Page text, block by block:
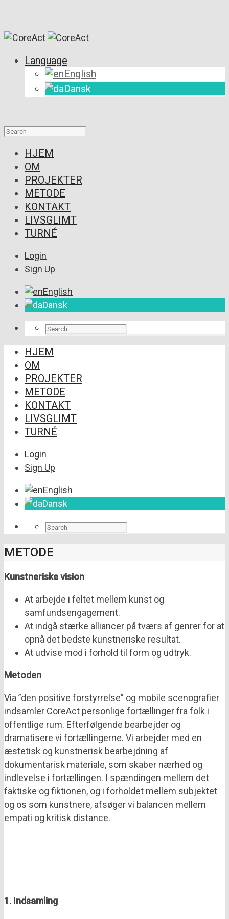
Language
English
Dansk
HJEM
OM
PROJEKTER
METODE
KONTAKT
LIVSGLIMT
TURNÉ
Login
Sign Up
English
Dansk
HJEM
OM
PROJEKTER
METODE
KONTAKT
LIVSGLIMT
TURNÉ
Login
Sign Up
English
Dansk
METODE
Kunstneriske vision
At arbejde i feltet mellem kunst og
samfundsengagement.
At indgå stærke alliancer på tværs af genrer for at
opnå det bedste kunstneriske resultat.
At udvise mod i forhold til form og udtryk.
Metoden
Via ”den positive forstyrrelse” og mobile scenografier
indsamler CoreAct personlige fortællinger fra folk i
offentlige rum. Efterfølgende bearbejder og
dramatisere vi fortællingerne. Vi arbejder med en
æstetisk og kunstnerisk bearbejdning af
dokumentarisk materiale, som skaber nærhed og
indlevelse i fortællingen. I spændingen mellem det
faktiske og fiktionen, og i forholdet mellem subjektet
og os som kunstnere, afsøger vi balancen mellem
empati og kritisk distance.
1. Indsamling